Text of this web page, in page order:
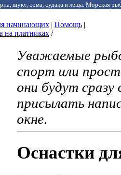
щуку, сома, судака и леща. Морская
начинающих | Помощь |
на платниках /
Уважаемые
спорт или
они будут сразу
присылать
окне.
Oснастки